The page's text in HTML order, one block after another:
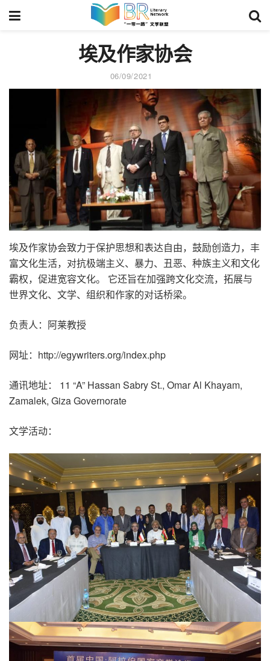
埃及作家协会
06/09/2021
埃及作家协会致力于保护思想和表达自由，鼓励创造力，丰
富文化生活，对抗极端主义、暴力、丑恶、种族主义和文化
霸权，促进宽容文化。 它还旨在加强跨文化交流，拓展与
世界文化、文学、组织和作家的对话桥梁。
负责人：阿莱教授
网址：http://egywriters.org/index.php
通讯地址： 11 “A” Hassan Sabry St., Omar Al Khayam,
Zamalek, Giza Governorate
文学活动：